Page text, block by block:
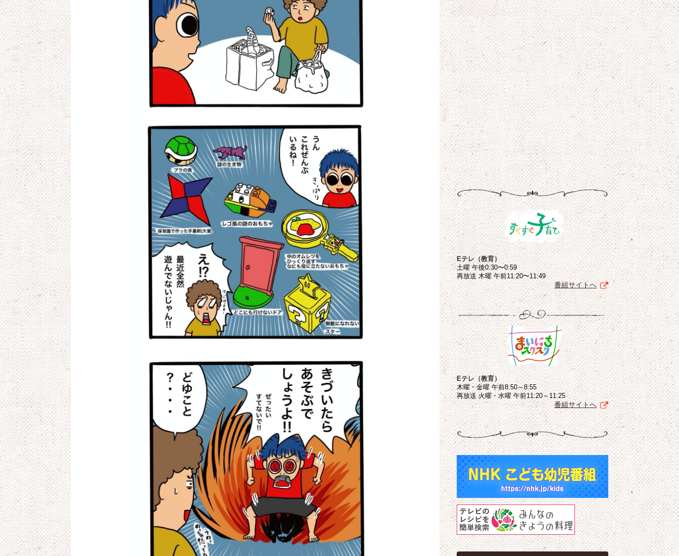
Eテレ（教育）
土曜 午後0:30〜0:59
再放送 木曜 午前11:20〜11:49
番組サイトへ
Eテレ（教育）
木曜・金曜 午前8:50～8:55
再放送 火曜・水曜 午前11:20～11:25
番組サイトへ